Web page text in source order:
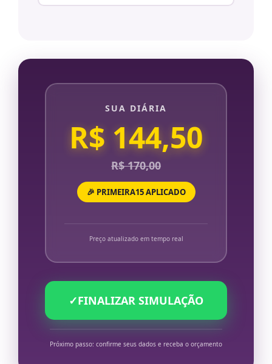
SUA DIÁRIA
R$ 144,50
R$ 170,00
🎉 PRIMEIRA15 APLICADO
Preço atualizado em tempo real
✓FINALIZAR SIMULAÇÃO
Próximo passo: confirme seus dados e receba o orçamento